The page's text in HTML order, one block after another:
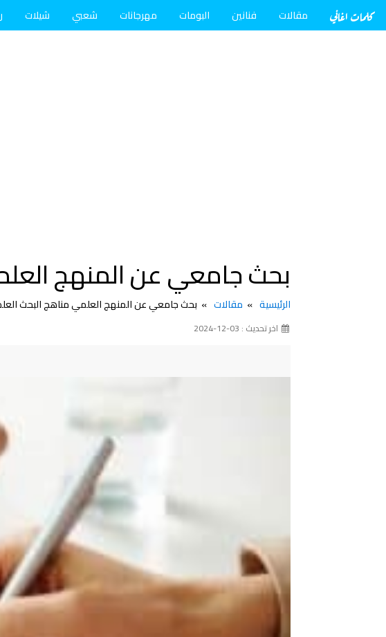
كلمات اغاني مقالات فنانين البومات مهرجانات شعبي شيلات
بحث جامعي عن المنهج
الرئيسية مقالات بحث جامعي عن المنهج العلمي مناهج البحث
اخر تحديث : 03-12-2024